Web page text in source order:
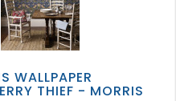
WALLPAPER
THIEF - MORRIS